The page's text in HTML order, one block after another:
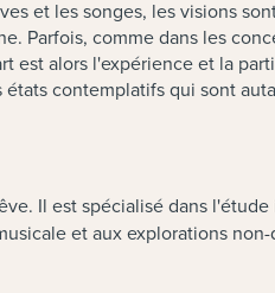
et les songes, les visions
Parfois, comme dans les
est alors l'expérience et la
contemplatifs qui sont
Il est spécialisé dans
et aux explorations